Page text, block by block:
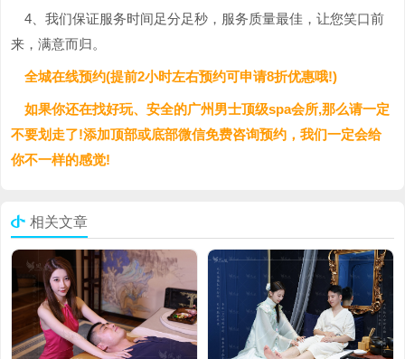
4、我们保证服务时间足分足秒，服务质量最佳，让您笑口前
来，满意而归。
全城在线预约(提前2小时左右预约可申请8折优惠哦!)
如果你还在找好玩、安全的广州男士顶级spa会所,那么请一定
不要划走了!添加顶部或底部微信免费咨询预约，我们一定会给
你不一样的感觉!
相关文章